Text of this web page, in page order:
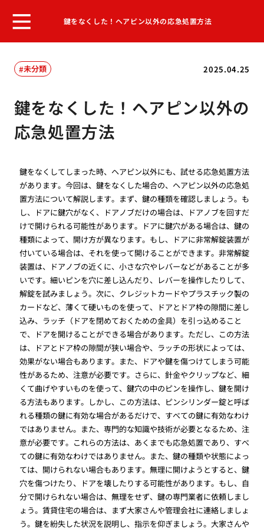
鍵をなくした！ヘアピン以外の応急処置方法
2025.04.25
未分類
鍵をなくした！ヘアピン以外の
応急処置方法
鍵をなくしてしまった時、ヘアピン以外にも、試せる応急処置方法
があります。今回は、鍵をなくした場合の、ヘアピン以外の応急処
置方法について解説します。まず、鍵の種類を確認しましょう。も
し、ドアに鍵穴がなく、ドアノブだけの場合は、ドアノブを回すだ
けで開けられる可能性があります。ドアに鍵穴がある場合は、鍵の
種類によって、開け方が異なります。もし、ドアに非常解錠装置が
付いている場合は、それを使って開けることができます。非常解錠
装置は、ドアノブの近くに、小さな穴やレバーなどがあることが多
いです。細いピンを穴に差し込んだり、レバーを操作したりして、
解錠を試みましょう。次に、クレジットカードやプラスチック製の
カードなど、薄くて硬いものを使って、ドアとドア枠の隙間に差し
込み、ラッチ（ドアを閉めておくための金具）を引っ込めること
で、ドアを開けることができる場合があります。ただし、この方法
は、ドアとドア枠の隙間が狭い場合や、ラッチの形状によっては、
効果がない場合もあります。また、ドアや鍵を傷つけてしまう可能
性があるため、注意が必要です。さらに、針金やクリップなど、細
くて曲げやすいものを使って、鍵穴の中のピンを操作し、鍵を開け
る方法もあります。しかし、この方法は、ピンシリンダー錠と呼ば
れる種類の鍵に有効な場合があるだけで、すべての鍵に有効なわけ
ではありません。また、専門的な知識や技術が必要となるため、注
意が必要です。これらの方法は、あくまでも応急処置であり、すべ
ての鍵に有効なわけではありません。また、鍵の種類や状態によっ
ては、開けられない場合もあります。無理に開けようとすると、鍵
穴を傷つけたり、ドアを壊したりする可能性があります。もし、自
分で開けられない場合は、無理をせず、鍵の専門業者に依頼しまし
ょう。賃貸住宅の場合は、まず大家さんや管理会社に連絡しましょ
う。鍵を紛失した状況を説明し、指示を仰ぎましょう。大家さんや